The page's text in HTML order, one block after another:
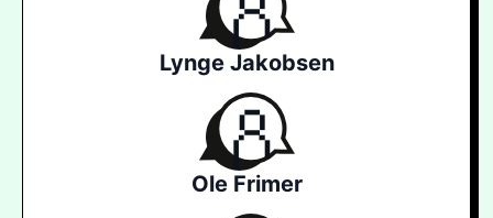
Lynge Jakobsen
Ole Frimer